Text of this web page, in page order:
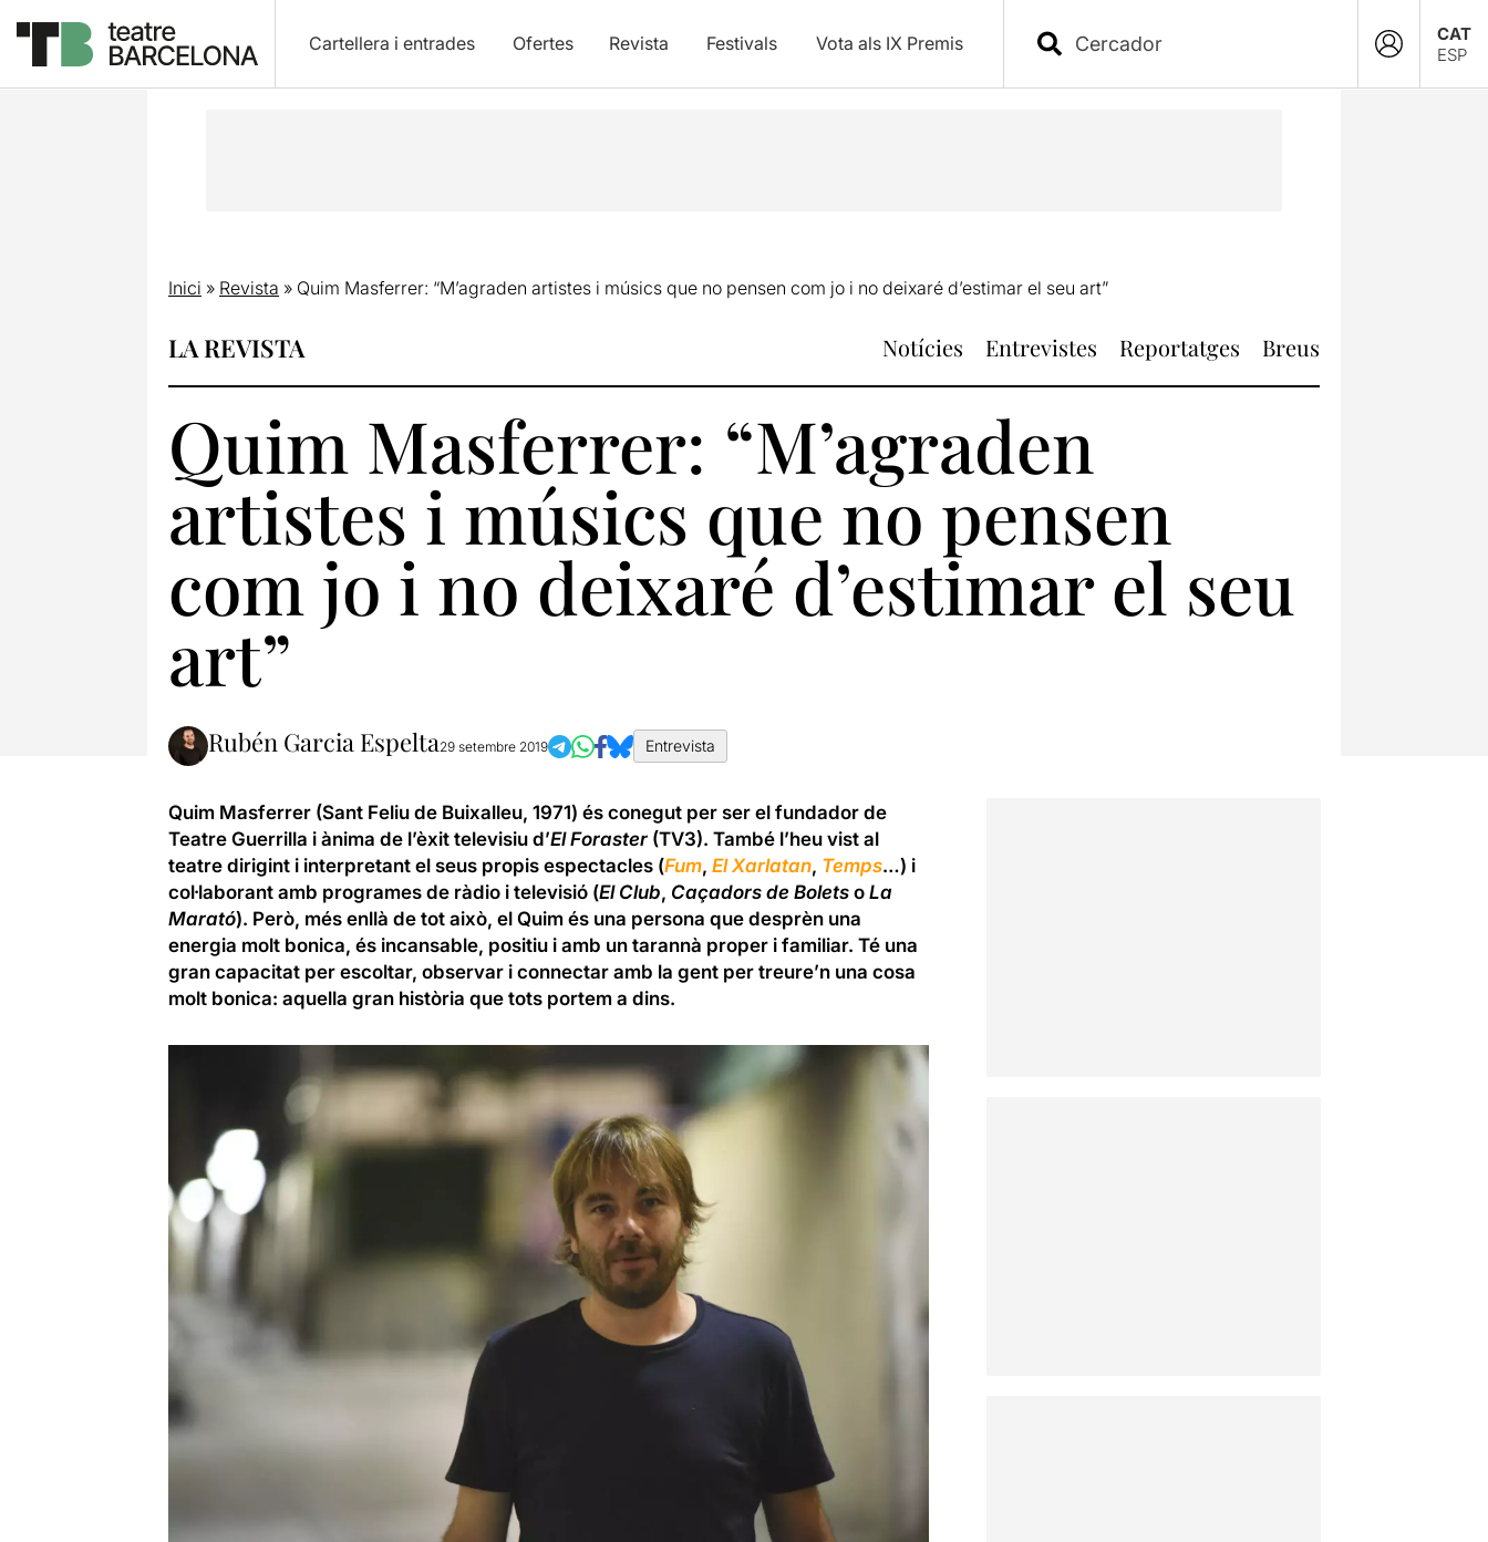
Cartellera i entrades Ofertes Revista Festivals Vota als IX Premis
CAT
ESP
Inici » Revista » Quim Masferrer: “M’agraden artistes i músics que no pensen com jo i no deixaré d’estimar el seu art”
LA REVISTA Notícies Entrevistes Reportatges Breus
Quim Masferrer: “M’agraden
artistes i músics que no pensen
com jo i no deixaré d’estimar el seu
art”
Rubén Garcia Espelta29 setembre 2019 Entrevista
Quim Masferrer (Sant Feliu de Buixalleu, 1971) és conegut per ser el fundador de
Teatre Guerrilla i ànima de l’èxit televisiu d’El Foraster(TV3). També l’heu vist al
teatre dirigint i interpretant el seus propis espectacles (Fum, El Xarlatan, Temps…) i
col·laborant amb programes de ràdio i televisió (El Club, Caçadors de Boletso La
Marató). Però, més enllà de tot això, el Quim és una persona que desprèn una
energia molt bonica, és incansable, positiu i amb un tarannà proper i familiar. Té una
gran capacitat per escoltar, observar i connectar amb la gent per treure’n una cosa
molt bonica: aquella gran història que tots portem a dins.